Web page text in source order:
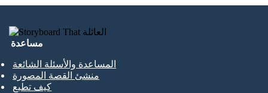
مساعدة
المساعدة والأسئلة الشائعة
منشئ القصة المصورة
كيف تطبع